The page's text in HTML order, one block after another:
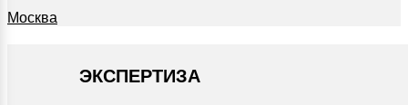
Москва
ЭКСПЕРТИЗА